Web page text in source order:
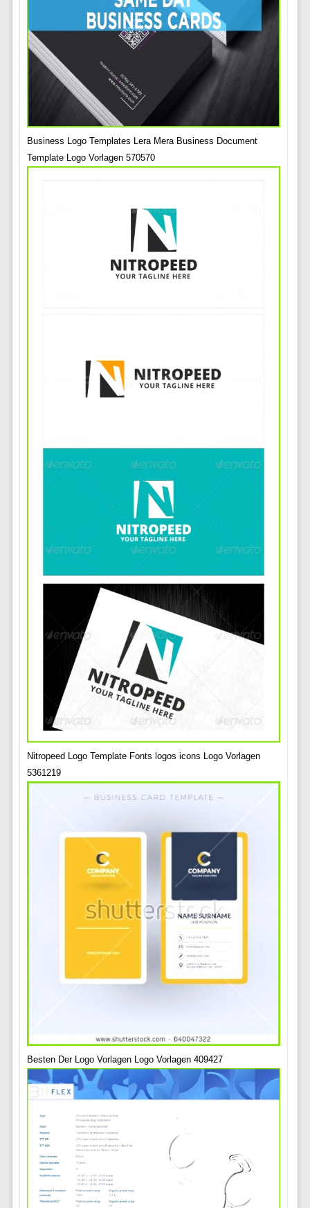
Business Logo Templates Lera Mera Business Document
Template Logo Vorlagen 570570
Nitropeed Logo Template Fonts logos icons Logo Vorlagen
5361219
Besten Der Logo Vorlagen Logo Vorlagen 409427